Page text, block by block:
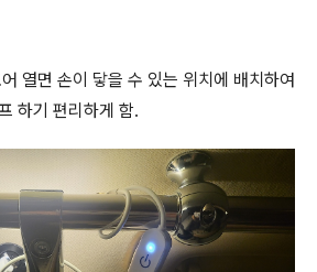
열면 손이 닿을 수 있는 위치에 배치하여
하기 편리하게 함.